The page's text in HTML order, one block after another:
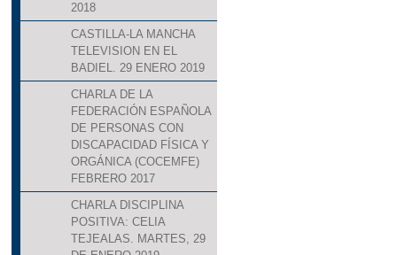
2018
CASTILLA-LA MANCHA
TELEVISION EN EL
BADIEL. 29 ENERO 2019
CHARLA DE LA
FEDERACIÓN ESPAÑOLA
DE PERSONAS CON
DISCAPACIDAD FÍSICA Y
ORGÁNICA (COCEMFE)
FEBRERO 2017
CHARLA DISCIPLINA
POSITIVA: CELIA
TEJEALAS. MARTES, 29